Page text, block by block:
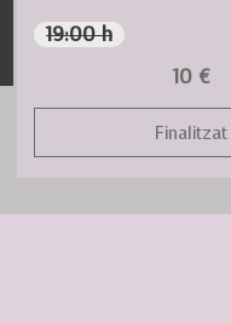
19:00 h
10 €
Finalitzat